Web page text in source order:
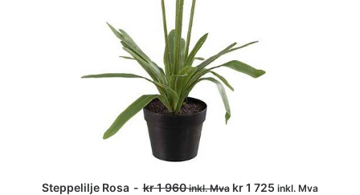
Steppelilje Rosa kr1 960 inkl. Mva kr1 725 inkl. Mva